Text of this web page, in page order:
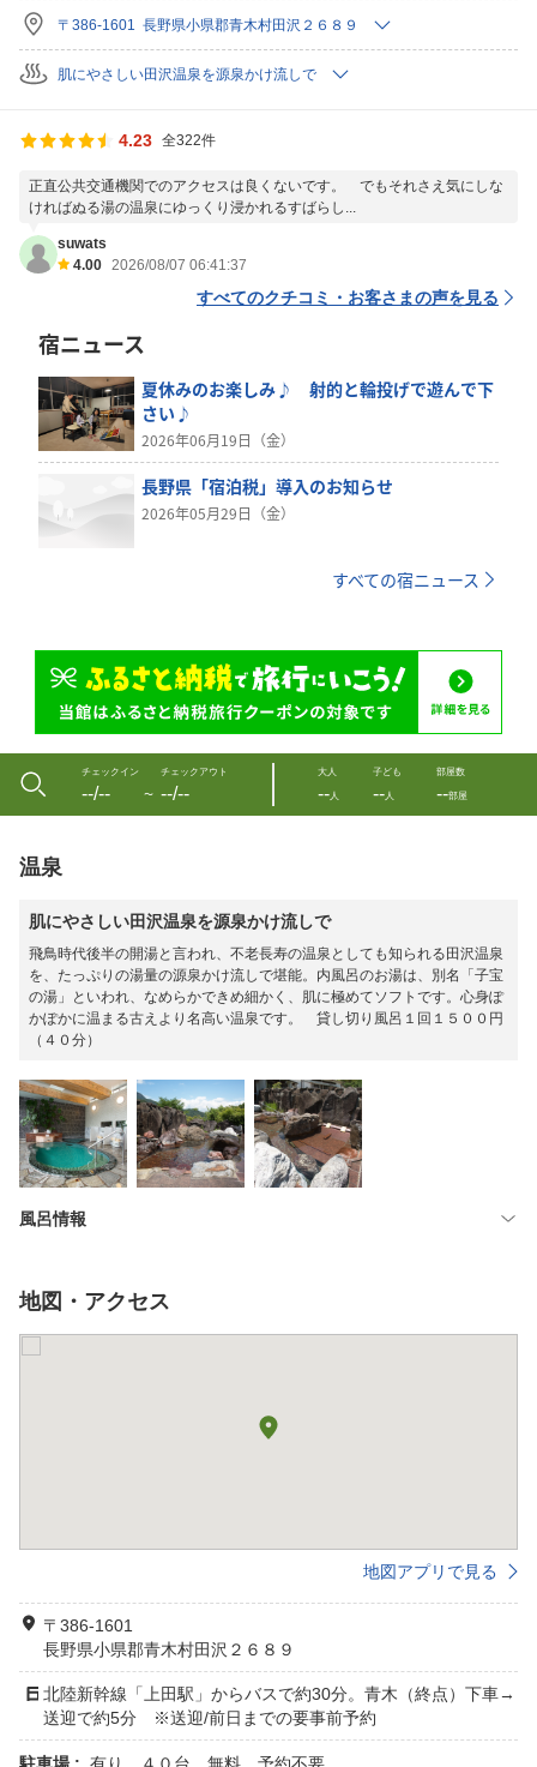
〒386-1601 長野県小県郡青木村田沢２６８９
肌にやさしい田沢温泉を源泉かけ流しで
4.23 全322件
正直公共交通機関でのアクセスは良くないです。 でもそれさえ気にしな
ければぬる湯の温泉にゆっくり浸かれるすばらし...
suwats
4.00 2026/08/07 06:41:37
すべてのクチコミ・お客さまの声を見る
宿ニュース
夏休みのお楽しみ♪ 射的と輪投げで遊んで下
さい♪
2026年06月19日（金）
長野県「宿泊税」導入のお知らせ
2026年05月29日（金）
すべての宿ニュース
チェックイン
--/-- 〜
チェックアウト
--/--
大人
--人
子ども
--人
部屋数
--部屋
温泉
肌にやさしい田沢温泉を源泉かけ流しで
飛鳥時代後半の開湯と言われ、不老長寿の温泉としても知られる田沢温泉
を、たっぷりの湯量の源泉かけ流しで堪能。内風呂のお湯は、別名「子宝
の湯」といわれ、なめらかできめ細かく、肌に極めてソフトです。心身ぽ
かぽかに温まる古えより名高い温泉です。 貸し切り風呂１回１５００円
（４０分）
風呂情報
地図・アクセス
地図アプリで見る
〒386-1601
長野県小県郡青木村田沢２６８９
北陸新幹線「上田駅」からバスで約30分。青木（終点）下車→
送迎で約5分 ※送迎/前日までの要事前予約